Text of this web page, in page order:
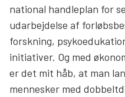
national handleplan for
udarbejdelse af
forskning,
initiativer. Og med
er det mit håb, at man
mennesker med